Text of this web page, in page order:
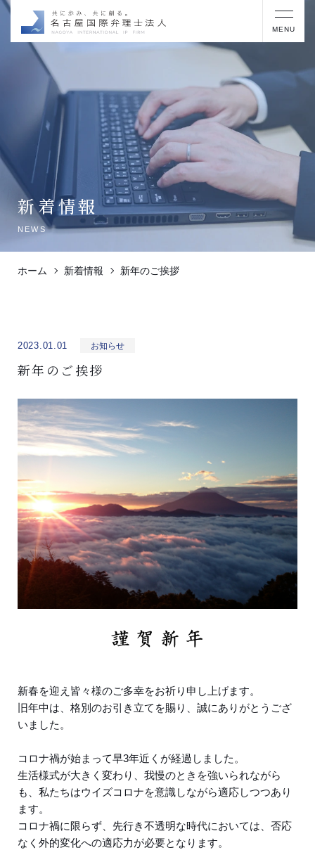
MENU
新着情報
NEWS
ホーム 新着情報 新年のご挨拶
2023.01.01 お知らせ
新年のご挨拶
新春を迎え皆々様のご多幸をお祈り申し上げます。
旧年中は、格別のお引き立てを賜り、誠にありがとうござ
いました。
コロナ禍が始まって早3年近くが経過しました。
生活様式が大きく変わり、我慢のときを強いられながら
も、私たちはウイズコロナを意識しながら適応しつつあり
ます。
コロナ禍に限らず、先行き不透明な時代においては、否応
なく外的変化への適応力が必要となります。